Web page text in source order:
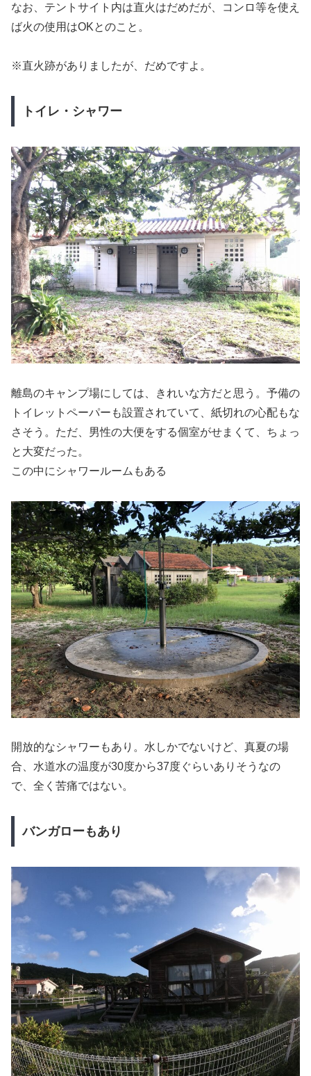
なお、テントサイト内は直火はだめだが、コンロ等を使え
ば火の使用はOKとのこと。
※直火跡がありましたが、だめですよ。
トイレ・シャワー
離島のキャンプ場にしては、きれいな方だと思う。予備の
トイレットペーパーも設置されていて、紙切れの心配もな
さそう。ただ、男性の大便をする個室がせまくて、ちょっ
と大変だった。
この中にシャワールームもある
開放的なシャワーもあり。水しかでないけど、真夏の場
合、水道水の温度が30度から37度ぐらいありそうなの
で、全く苦痛ではない。
バンガローもあり